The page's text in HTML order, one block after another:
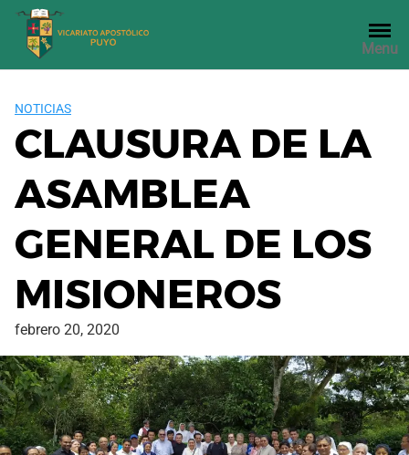
Saltar
contenido
Menu
NOTICIAS
CLAUSURA DE LA
ASAMBLEA
GENERAL DE LOS
MISIONEROS
febrero 20, 2020